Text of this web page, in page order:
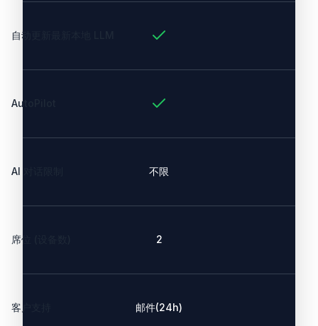
自动更新最新本地 LLM
AutoPilot
AI 对话限制 不限
席位 (设备数) 2
客户支持 邮件(24h)